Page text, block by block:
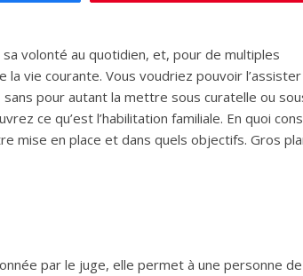
sa volonté au quotidien, et, pour de multiples
vie courante. Vous voudriez pouvoir
pour autant la mettre sous curatelle ou
ce qu’est l’habilitation familiale. En quoi
mise en place et dans quels objectifs. Gros
par le juge, elle permet à une personne de